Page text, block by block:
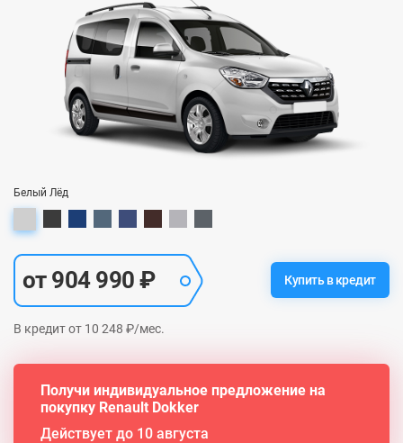
Белый Лёд
от 904 990 ₽ Купить в кредит
В кредит от 10 248 ₽/мес.
Получи индивидуальное предложение на
покупку Renault Dokker
Действует до 10 августа